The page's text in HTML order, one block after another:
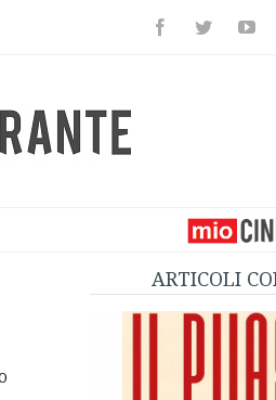
FacebookTwitter
ARTICOLI